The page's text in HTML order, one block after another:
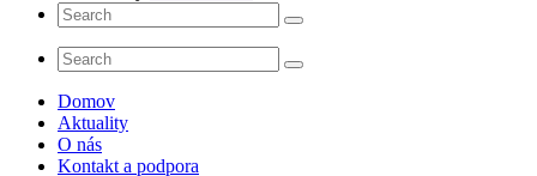
Domov
Aktuality
O nás
Kontakt a podpora